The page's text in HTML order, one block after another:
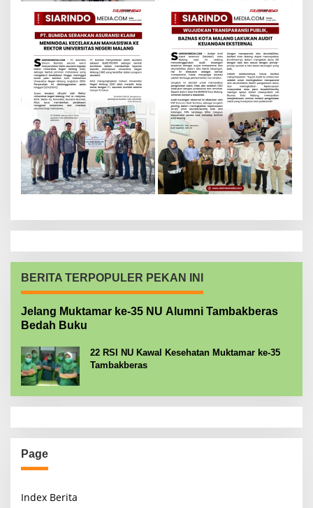
BERITA TERPOPULER PEKAN INI
Jelang Muktamar ke-35 NU Alumni Tambakberas
Bedah Buku
22 RSI NU Kawal Kesehatan Muktamar ke-35
Tambakberas
Page
Index Berita